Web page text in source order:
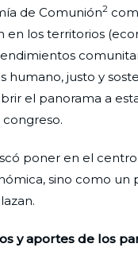
de Comunión2
en los territorios
humano, justo y
el panorama a
poner en el
sino como un
y aportes de los